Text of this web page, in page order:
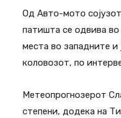
Од Авто-мото
патишта се одвива
места во западните
коловозот, по
Метеопрогнозерот
степени, додека на